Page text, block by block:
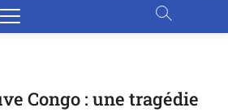
Congo : une tragédie